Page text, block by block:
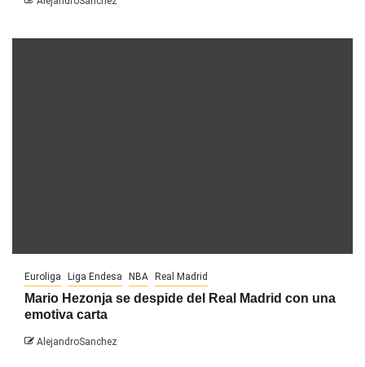
Euroliga Liga Endesa NBA Real Madrid
Mario Hezonja se despide del Real Madrid con una
emotiva carta
AlejandroSanchez